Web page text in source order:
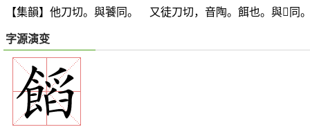
【集韻】他刀切。與饕同。 又徒刀切，音陶。餌也。與𪌼 同
字源演变